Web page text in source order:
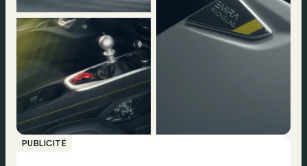
PUBLICITÉ